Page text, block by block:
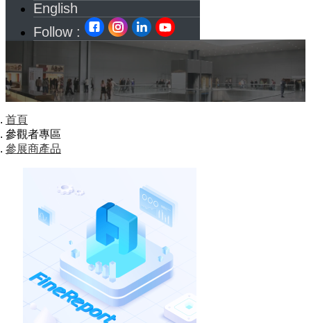
English
Follow :
首頁
參觀者專區
參展商產品